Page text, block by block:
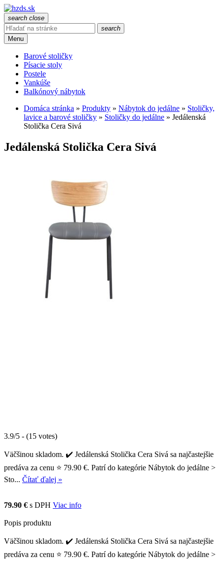
search close
search
Menu
Barové stoličky
Písacie stoly
Postele
Vankúše
Balkónový nábytok
Domáca stránka » Produkty » Nábytok do jedálne » Stoličky,
lavice a barové stoličky » Stoličky do jedálne » Jedálenská
Stolička Cera Sivá
Jedálenská Stolička Cera Sivá
3.9/5 - (15 votes)
Väčšinou skladom. ✔️ Jedálenská Stolička Cera Sivá sa najčastejšie
predáva za cenu ⭐ 79.90 €. Patrí do kategórie Nábytok do jedálne >
Sto... Čítať ďalej »
79.90 € s DPH Viac info
Popis produktu
Väčšinou skladom. ✔️ Jedálenská Stolička Cera Sivá sa najčastejšie
predáva za cenu ⭐ 79.90 €. Patrí do kategórie Nábytok do jedálne >